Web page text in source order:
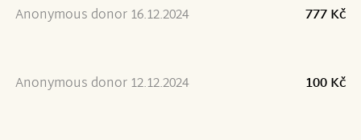
Anonymous donor 16.12.2024 777 Kč
Anonymous donor 12.12.2024 100 Kč